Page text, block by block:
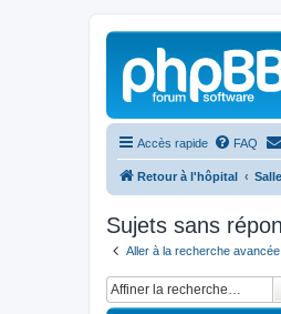
Accès rapide FAQ
Retour à l'hôpital
Sujets sans
Aller à la recherche avancée